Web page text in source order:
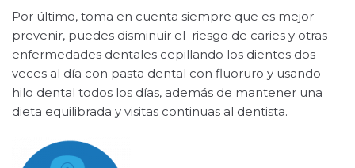
Por último, toma en cuenta siempre que es mejor
prevenir, puedes disminuir el riesgo de caries y otras
enfermedades dentales cepillando los dientes dos
veces al día con pasta dental con fluoruro y usando
hilo dental todos los días, además de mantener una
dieta equilibrada y visitas continuas al dentista.